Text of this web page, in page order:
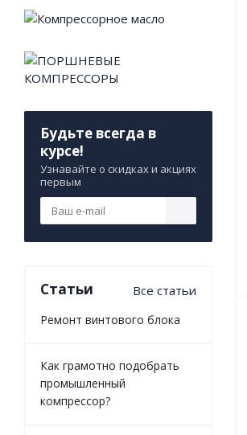
Будьте всегда в
курсе!
Узнавайте о скидках и акциях
первым
Статьи Все статьи
Ремонт винтового блока
Как грамотно подобрать
промышленный
компрессор?